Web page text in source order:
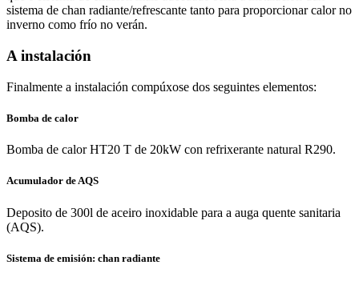
sistema de chan radiante/refrescante tanto para proporcionar calor no
inverno como frío no verán.
A instalación
Finalmente a instalación compúxose dos seguintes elementos:
Bomba de calor
Bomba de calor HT20 T de 20kW con refrixerante natural R290.
Acumulador de AQS
Deposito de 300l de aceiro inoxidable para a auga quente sanitaria
(AQS).
Sistema de emisión: chan radiante